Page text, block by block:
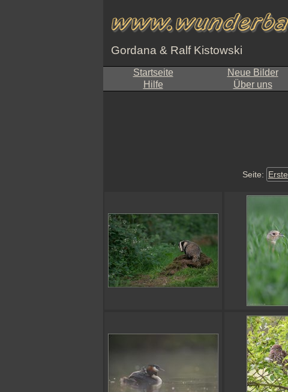
Gordana & Ralf Kistowski
Startseite Neue Bilder
Hilfe
Über uns
Seite: Erste